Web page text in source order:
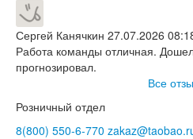
Сергей Канячкин 27.07.2026
Работа команды отличная.
прогнозировал.
Все
Розничный отдел
8(800) 550-6-770